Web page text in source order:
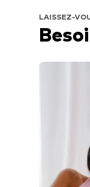
LAISSEZ-